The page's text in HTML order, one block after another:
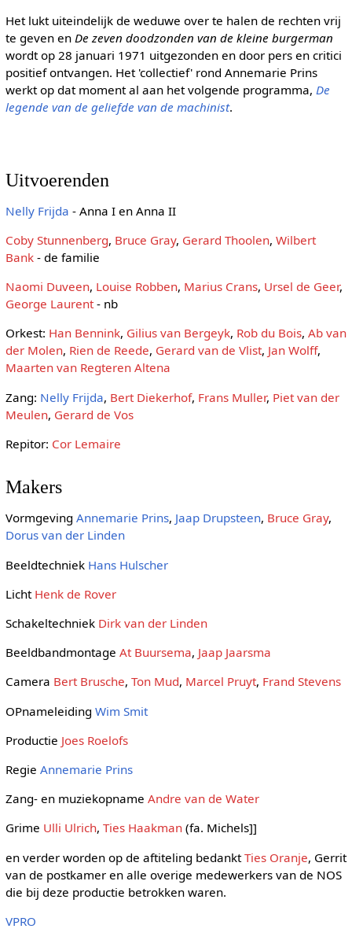
Het lukt uiteindelijk de weduwe over te halen de rechten vrij
te geven en De zeven doodzonden van de kleine burgerman
wordt op 28 januari 1971 uitgezonden en door pers en critici
positief ontvangen. Het 'collectief' rond Annemarie Prins
werkt op dat moment al aan het volgende programma, De
legende van de geliefde van de machinist.
Uitvoerenden
Nelly Frijda - Anna I en Anna II
Coby Stunnenberg, Bruce Gray, Gerard Thoolen, Wilbert
Bank- de familie
Naomi Duveen, Louise Robben, Marius Crans, Ursel de Geer,
George Laurent- nb
Orkest: Han Bennink, Gilius van Bergeyk, Rob du Bois, Ab van
der Molen, Rien de Reede, Gerard van de Vlist, Jan Wolff,
Maarten van Regteren Altena
Zang: Nelly Frijda, Bert Diekerhof, Frans Muller, Piet van der
Meulen, Gerard de Vos
Repitor: Cor Lemaire
Makers
Vormgeving Annemarie Prins, Jaap Drupsteen, Bruce Gray,
Dorus van der Linden
Beeldtechniek Hans Hulscher
Licht Henk de Rover
Schakeltechniek Dirk van der Linden
Beeldbandmontage At Buursema, Jaap Jaarsma
Camera Bert Brusche, Ton Mud, Marcel Pruyt, Frand Stevens
OPnameleiding Wim Smit
Productie Joes Roelofs
Regie Annemarie Prins
Zang- en muziekopname Andre van de Water
Grime Ulli Ulrich, Ties Haakman(fa. Michels]]
en verder worden op de aftiteling bedanktTies Oranje, Gerrit
van de postkamer en alle overige medewerkers van de NOS
die bij deze productie betrokken waren.
VPRO